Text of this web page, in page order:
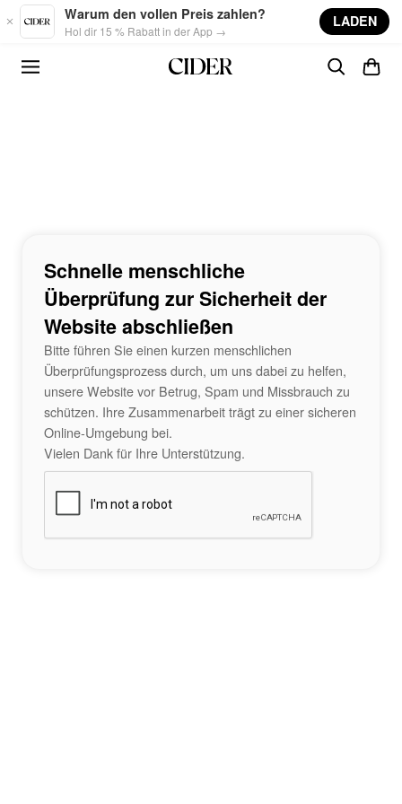
Skip to main content
Warum den vollen Preis zahlen?
Hol dir 15 % Rabatt in der App →
LADEN
Schnelle menschliche
Überprüfung zur Sicherheit der
Website abschließen
Bitte führen Sie einen kurzen menschlichen
Überprüfungsprozess durch, um uns dabei zu helfen,
unsere Website vor Betrug, Spam und Missbrauch zu
schützen. Ihre Zusammenarbeit trägt zu einer sicheren
Online-Umgebung bei.
Vielen Dank für Ihre Unterstützung.